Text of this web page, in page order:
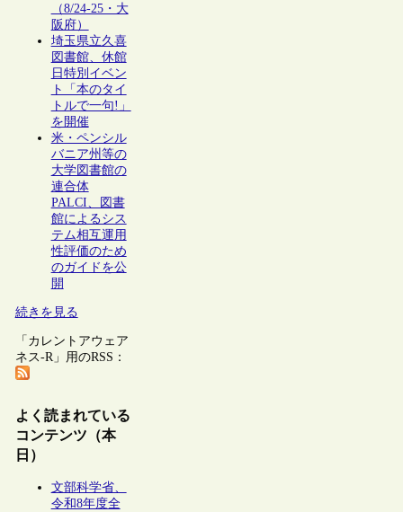
（8/24-25・大
阪府）
埼玉県立久喜
図書館、休館
日特別イベン
ト「本のタイ
トルで一句!」
を開催
米・ペンシル
バニア州等の
大学図書館の
連合体
PALCI、図書
館によるシス
テム相互運用
性評価のため
のガイドを公
開
続きを見る
「カレントアウェア
ネス-R」用のRSS：
よく読まれている
コンテンツ（本
日）
文部科学省、
令和8年度全